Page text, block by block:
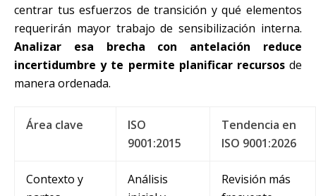
centrar tus esfuerzos de transición y qué elementos
requerirán mayor trabajo de sensibilización interna.
Analizar esa brecha con antelación reduce
incertidumbre y te permite planificar recursosde
manera ordenada.
Área clave
ISO
9001:2015
Tendencia en
ISO 9001:2026
Contexto y
Análisis
Revisión más